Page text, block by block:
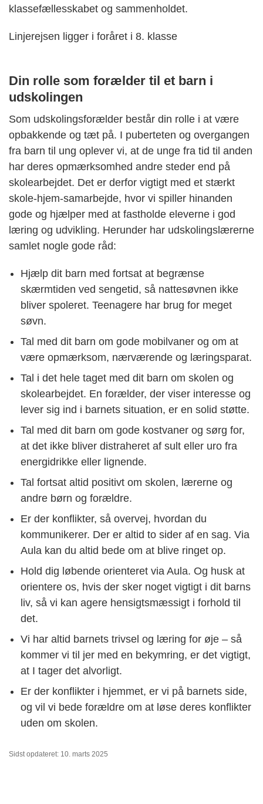
klassefællesskabet og sammenholdet.
Linjerejsen ligger i foråret i 8. klasse
Din rolle som forælder til et barn i
udskolingen
Som udskolingsforælder består din rolle i at være
opbakkende og tæt på. I puberteten og overgangen
fra barn til ung oplever vi, at de unge fra tid til anden
har deres opmærksomhed andre steder end på
skolearbejdet. Det er derfor vigtigt med et stærkt
skole-hjem-samarbejde, hvor vi spiller hinanden
gode og hjælper med at fastholde eleverne i god
læring og udvikling. Herunder har udskolingslærerne
samlet nogle gode råd:
Hjælp dit barn med fortsat at begrænse
skærmtiden ved sengetid, så nattesøvnen ikke
bliver spoleret. Teenagere har brug for meget
søvn.
Tal med dit barn om gode mobilvaner og om at
være opmærksom, nærværende og læringsparat.
Tal i det hele taget med dit barn om skolen og
skolearbejdet. En forælder, der viser interesse og
lever sig ind i barnets situation, er en solid støtte.
Tal med dit barn om gode kostvaner og sørg for,
at det ikke bliver distraheret af sult eller uro fra
energidrikke eller lignende.
Tal fortsat altid positivt om skolen, lærerne og
andre børn og forældre.
Er der konflikter, så overvej, hvordan du
kommunikerer. Der er altid to sider af en sag. Via
Aula kan du altid bede om at blive ringet op.
Hold dig løbende orienteret via Aula. Og husk at
orientere os, hvis der sker noget vigtigt i dit barns
liv, så vi kan agere hensigtsmæssigt i forhold til
det.
Vi har altid barnets trivsel og læring for øje – så
kommer vi til jer med en bekymring, er det vigtigt,
at I tager det alvorligt.
Er der konflikter i hjemmet, er vi på barnets side,
og vil vi bede forældre om at løse deres konflikter
uden om skolen.
Sidst opdateret: 10. marts 2025